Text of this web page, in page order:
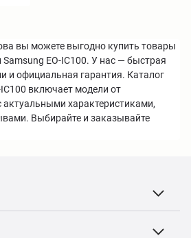
вы можете выгодно купить товары
EO-IC100. У нас — быстрая
и официальная гарантия. Каталог
включает модели от
актуальными характеристиками,
Выбирайте и заказывайте